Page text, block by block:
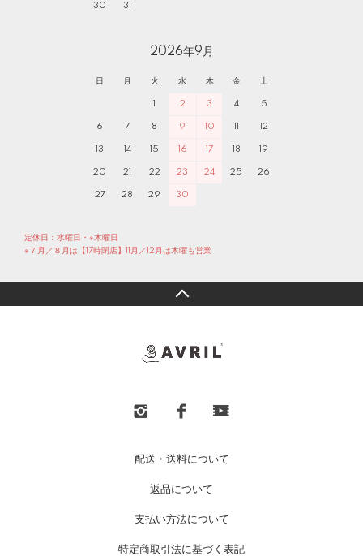
30 31
2026年9月
日 月 火 水 木 金 土
1 2 3 4 5
6 7 8 9 10 11 12
13 14 15 16 17 18 19
20 21 22 23 24 25 26
27 28 29 30
定休日：水曜日・※木曜日
※７月／８月は【17時閉店】11月／12月は木曜も営業
配送・送料について
返品について
支払い方法について
特定商取引法に基づく表記